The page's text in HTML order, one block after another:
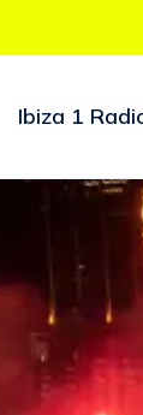
Ibiza 1